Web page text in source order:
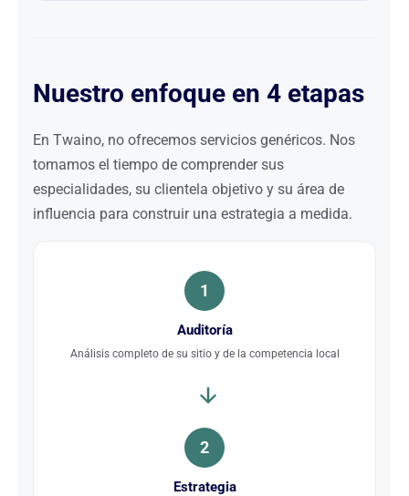
Nuestro enfoque en 4 etapas
En Twaino, no ofrecemos servicios genéricos. Nos
tomamos el tiempo de comprender sus
especialidades, su clientela objetivo y su área de
influencia para construir una estrategia a medida.
1
Auditoría
Análisis completo de su sitio y de la competencia local
2
Estrategia